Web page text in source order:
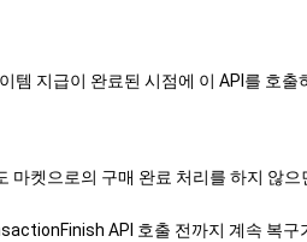
템 지급이 완료된 시점에 이 API를 호출
마켓으로의 구매 완료 처리를 하지 않
API 호출 전까지 계속 복구